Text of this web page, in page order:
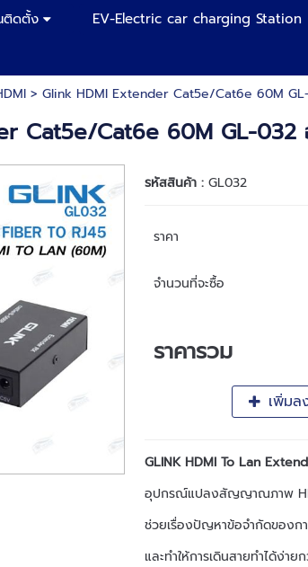
ติดตั้ง EV-Electric car charging Station
> Glink HDMI Extender Cat5e/Cat6e 60M
Cat5e/Cat6e 60M GL-
รหัสสินค้า : GL032
ราคา
จำนวนที่จะซื้อ
ราคารวม
เพิ่มล
GLINK HDMI To Lan
อุปกรณ์แปลงสัญญาณภาพ
ช่วยเรื่องปัญหาข้อจำกัดของ
และทำให้การเดินสายทำได้ง่า